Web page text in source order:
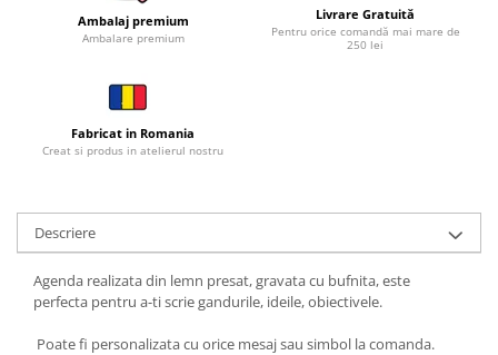
Cercei din lemn
Accesorii de Bucatarie
Tocatoare Personalizate
Suporturi de Pahare
Manusi Personalizate
Accesorii pentru Bauturi
Personalizate
Termosuri Personalizate
Desfacatoare si Tirbusoane
Shaker, Plosca
Ambalaj premium
Ambalare premium
Livrare Gratuită
Pentru orice comandă mai mare de
250 lei
Fabricat in Romania
Creat si produs in atelierul nostru
Descriere
Agenda realizata din lemn presat, gravata cu bufnita, este
perfecta pentru a-ti scrie gandurile, ideile, obiectivele.
Poate fi personalizata cu orice mesaj sau simbol la comanda.